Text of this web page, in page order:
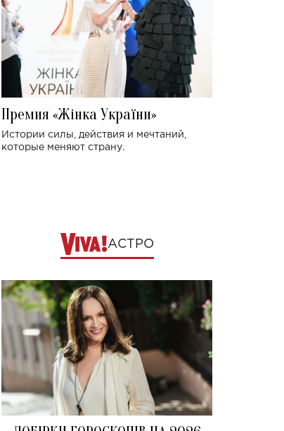
Премия «Жінка України»
Истории силы, действия и мечтаний,
которые меняют страну.
АСТРО